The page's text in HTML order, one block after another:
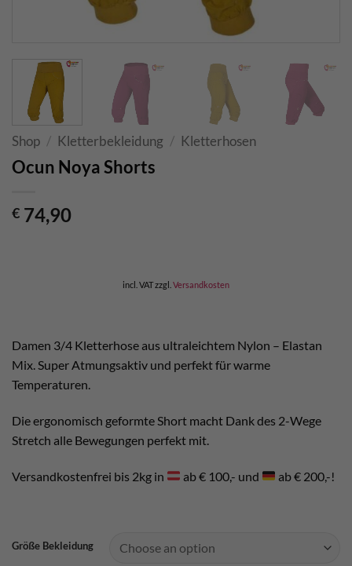
Shop / Kletterbekleidung / Kletterhosen
Ocun Noya Shorts
€ 74,90
incl. VATzzgl. Versandkosten
Damen 3/4 Kletterhose aus ultraleichtem Nylon – Elastan
Mix. Super Atmungsaktiv und perfekt für warme
Temperaturen.
Die ergonomisch geformte Short macht Dank des 2-Wege
Stretch alle Bewegungen perfekt mit.
Versandkostenfrei bis 2kg in ab € 100,- und ab € 200,-!
Größe Bekleidung